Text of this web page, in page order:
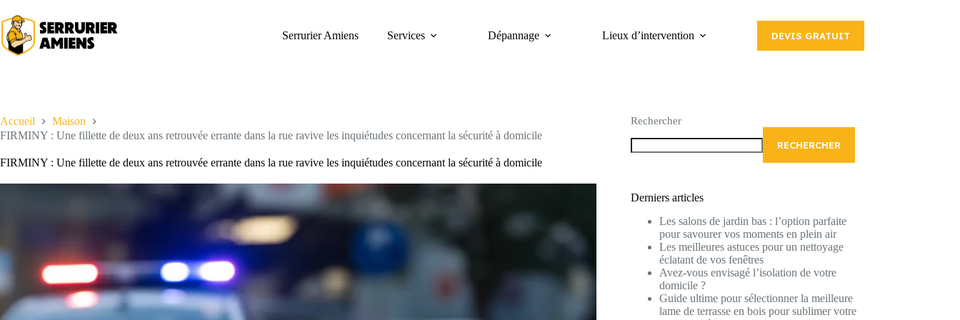
au
contenu
Serrurier Amiens Services Dépannage Lieux d’intervention DEVIS GRATUIT
Accueil
Maison
FIRMINY : Une fillette de deux ans retrouvée errante dans la rue ravive les inquiétudes concernant la sécurité à domicile
FIRMINY : Une fillette de deux ans retrouvée errante dans la rue ravive les inquiétudes concernant la sécurité à domicile
Rechercher
RECHERCHER
Derniers articles
Les salons de jardin bas : l’option parfaite
pour savourer vos moments en plein air
Les meilleures astuces pour un nettoyage
éclatant de vos fenêtres
Avez-vous envisagé l’isolation de votre
domicile ?
Guide ultime pour sélectionner la meilleure
lame de terrasse en bois pour sublimer votre